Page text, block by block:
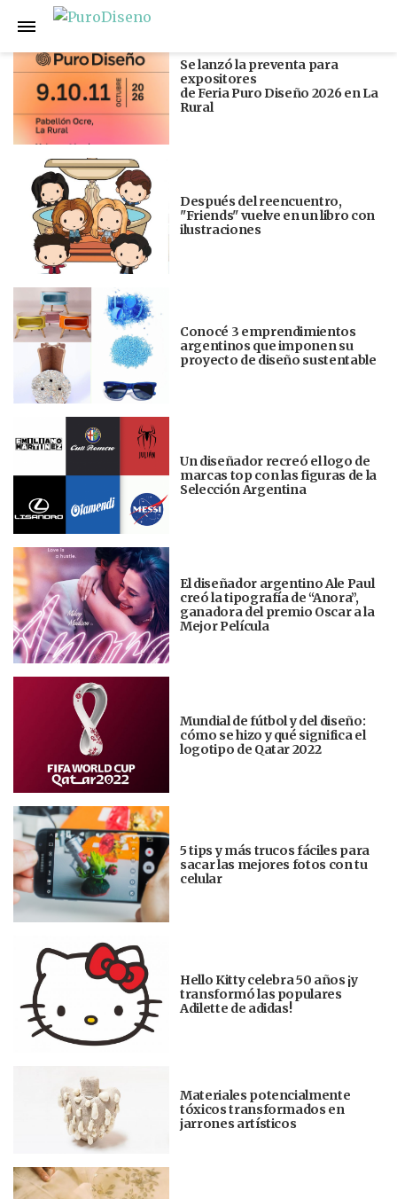
Anterior
Se lanzó la preventa para
expositores
de Feria Puro Diseño 2026 en La
Rural
Después del reencuentro,
"Friends" vuelve en un libro con
ilustraciones
Conocé 3 emprendimientos
argentinos que imponen su
proyecto de diseño sustentable
Un diseñador recreó el logo de
marcas top con las figuras de la
Selección Argentina
El diseñador argentino Ale Paul
creó la tipografía de “Anora”,
ganadora del premio Oscar a la
Mejor Película
Mundial de fútbol y del diseño:
cómo se hizo y qué significa el
logotipo de Qatar 2022
5 tips y más trucos fáciles para
sacar las mejores fotos con tu
celular
Hello Kitty celebra 50 años ¡y
transformó las populares
Adilette de adidas!
Materiales potencialmente
tóxicos transformados en
jarrones artísticos
Siguiente